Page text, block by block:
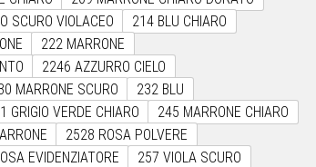
SCURO VIOLACEO
214 BLU CHIARO
222 MARRONE
2246 AZZURRO CIELO
MARRONE SCURO
232 BLU
GRIGIO VERDE CHIARO
245 MARRONE CHIARO
2528 ROSA POLVERE
EVIDENZIATORE
257 VIOLA SCURO